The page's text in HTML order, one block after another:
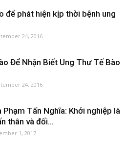
để phát hiện kịp thời bệnh ung
24, 2016
Để Nhận Biết Ung Thư Tế Bào
24, 2016
Phạm Tấn Nghĩa: Khởi nghiệp là
thân và đối...
1, 2017